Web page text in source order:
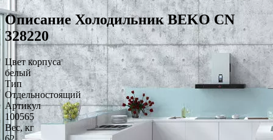
Описание Холодильник BEKO CN
328220
Цвет корпуса
белый
Тип
Отдельностоящий
Артикул
100565
Вес, кг